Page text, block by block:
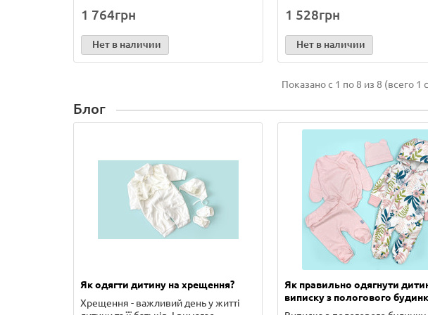
1 764грн
Нет в наличии
1 528грн
Нет в наличии
Показано с 1 по 8 из 8 (всего 1
Блог
Як одягти дитину на хрещення?
Хрещення - важливий день у житті
Як правильно одягнути
виписку з пологового